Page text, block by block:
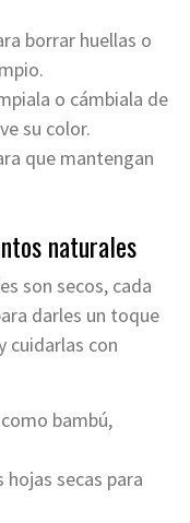
borrar huellas o
o cámbiala de
su color.
que mantengan
naturales
son secos, cada
darles un toque
cuidarlas con
bambú,
secas para